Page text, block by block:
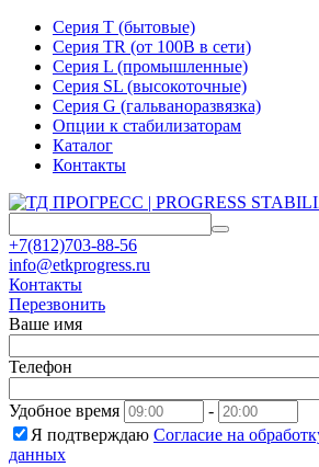
Серия T (бытовые)
Серия TR (от 100В в сети)
Серия L (промышленные)
Серия SL (высокоточные)
Серия G (гальваноразвязка)
Опции к стабилизаторам
Каталог
Контакты
+7(812)703-88-56
info@etkprogress.ru
Контакты
Перезвонить
Ваше имя
Телефон
Удобное время
-
Я подтверждаю Согласие на
данных